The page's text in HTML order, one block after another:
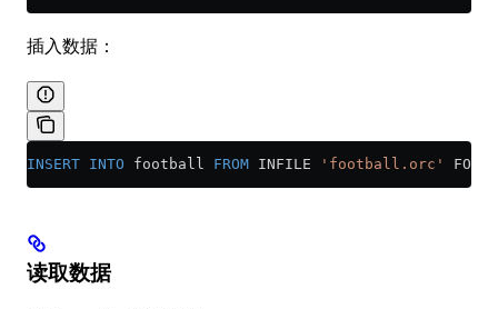
插入数据：
INSERT INTO football FROM INFILE 'football.orc'
读取数据